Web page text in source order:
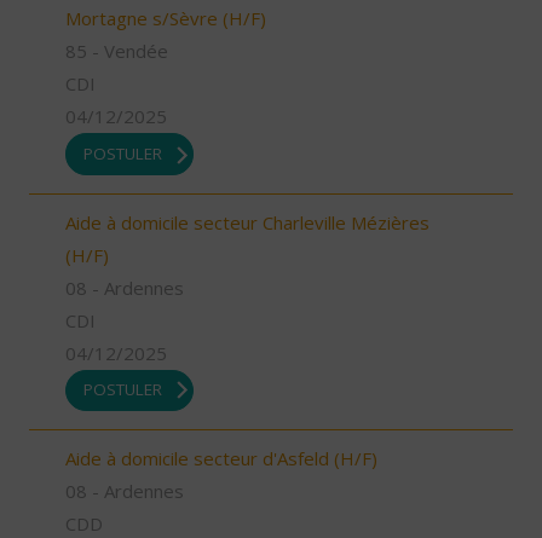
Mortagne s/Sèvre (H/F)
85 - Vendée
CDI
04/12/2025
POSTULER
Aide à domicile secteur Charleville Mézières
(H/F)
08 - Ardennes
CDI
04/12/2025
POSTULER
Aide à domicile secteur d'Asfeld (H/F)
08 - Ardennes
CDD